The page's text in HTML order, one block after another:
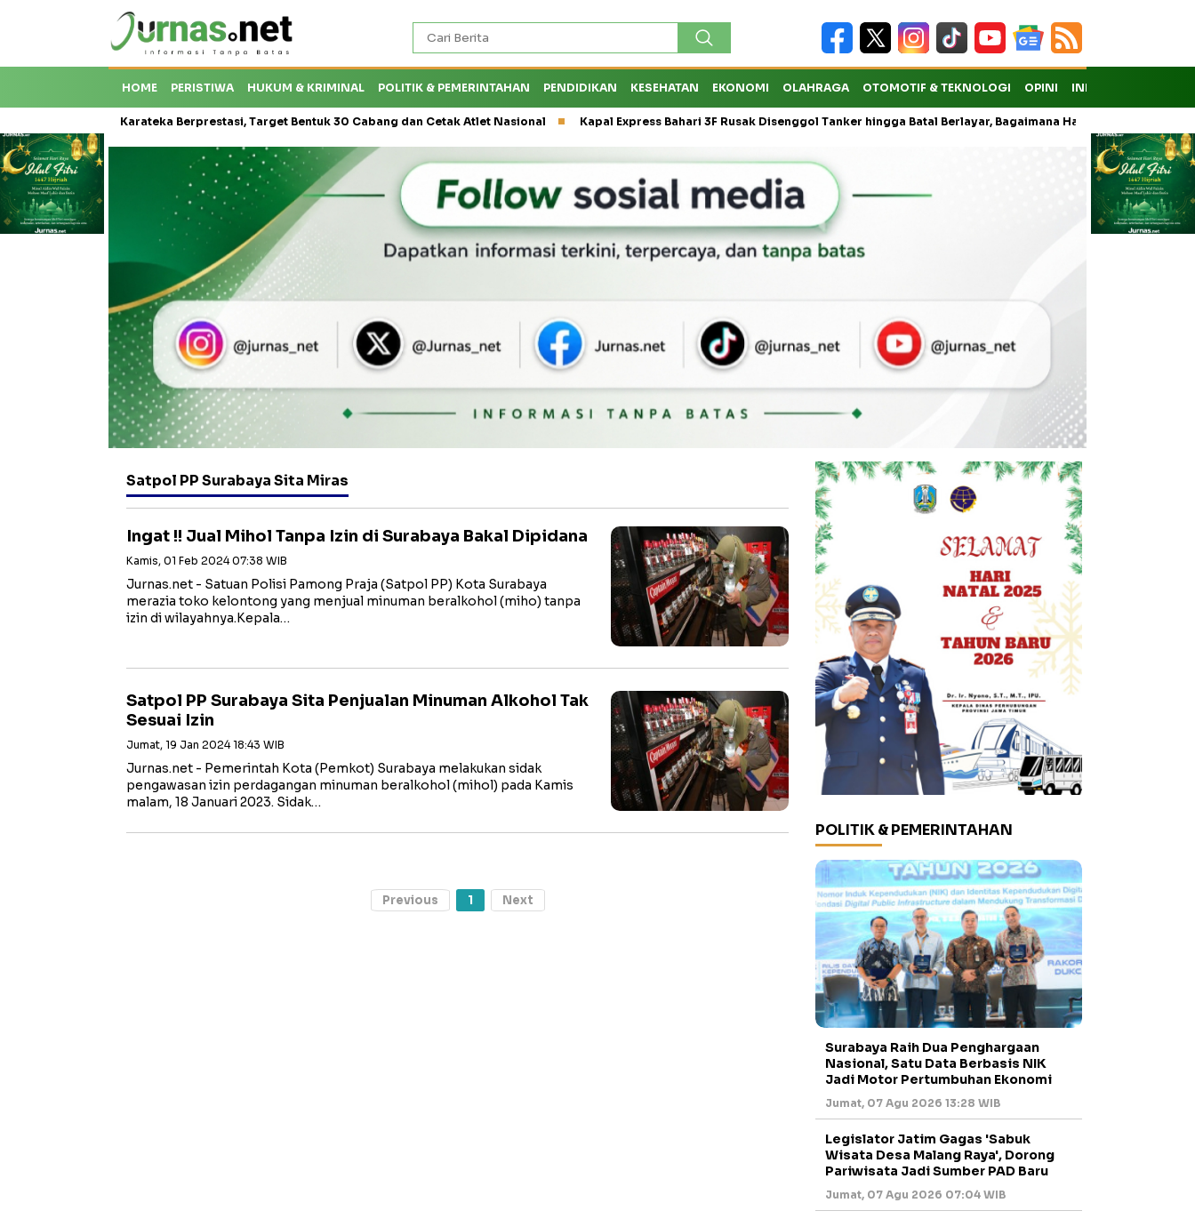
HOME PERISTIWA HUKUM & KRIMINAL POLITIK & PEMERINTAHAN PENDIDIKAN KESEHATAN EKONOMI OLAHRAGA OTOMOTIF & TEKNOLOGI OPINI INDEKS
Krisis Karateka Berprestasi, Target Bentuk 30 Cabang dan Cetak Atlet Nasional Kapal Express Bahari 3F Rusak Disenggol Tanker hingga Batal Berlayar, Bagaimana Hak Penumpang atas
Satpol PP Surabaya Sita Miras
Ingat !! Jual Mihol Tanpa Izin di Surabaya Bakal Dipidana
Kamis, 01 Feb 2024 07:38 WIB
Jurnas.net - Satuan Polisi Pamong Praja (Satpol PP) Kota Surabaya
merazia toko kelontong yang menjual minuman beralkohol (miho) tanpa
izin di wilayahnya.Kepala…
Satpol PP Surabaya Sita Penjualan Minuman Alkohol Tak
Sesuai Izin
Jumat, 19 Jan 2024 18:43 WIB
Jurnas.net - Pemerintah Kota (Pemkot) Surabaya melakukan sidak
pengawasan izin perdagangan minuman beralkohol (mihol) pada Kamis
malam, 18 Januari 2023. Sidak…
Previous 1 Next
POLITIK & PEMERINTAHAN
Surabaya Raih Dua Penghargaan
Nasional, Satu Data Berbasis NIK
Jadi Motor Pertumbuhan Ekonomi
Jumat, 07 Agu 2026 13:28 WIB
Legislator Jatim Gagas 'Sabuk
Wisata Desa Malang Raya', Dorong
Pariwisata Jadi Sumber PAD Baru
Jumat, 07 Agu 2026 07:04 WIB